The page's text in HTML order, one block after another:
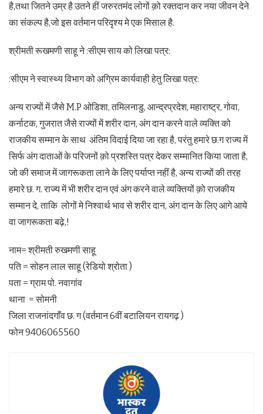
है,तथा जितने उम्र है उतने हीं जरुरतमंद लोगों क़ो रक्तदान कर नया जीवन देने
का संकल्प है,जो इस वर्तमान परिदृश्य मे एक मिसाल है.
श्रीमती रूखमणी साहू ने :सीएम साय को लिखा पत्र:
:सीएम ने स्वास्थ्य विभाग को अग्रिम कार्यवाही हेतु लिखा पत्र:
अन्य राज्यों में जैसे M.P ओडिशा, तमिलनाडु, आन्द्रप्रदेश, महाराष्ट्र, गोवा,
कर्नाटक, गुजरात जैसे राज्यों में शरीर दान, अंग दान करने वाले व्यक्ति को
राजकीय सम्मान के साथ अंतिम विदाई दिया जा रहा है, परंतु हमारे छ.ग राज्य में
सिर्फ अंग दाताओं के परिजनों क़ो प्रशस्ति पत्र देकर सम्मानित किया जाता है,
जो की समाज में जागरूकता लाने के लिए पर्याप्त नहीं है, अन्य राज्यों की तरह
हमारे छ. ग. राज्य में भी शरीर दान एवं अंग करने वाले व्यक्तियों क़ो राजकीय
सम्मान दे, ताकि लोगों मे निश्वार्थ भाव से शरीर दान, अंग दान के लिए आगे आये
वा जागरूकता बढ़े,!
नाम= श्रीमती रुखमणी साहू
पति = सोहन लाल साहू (रेडियो श्रोता )
पता = ग्राम पो. नवागांव
थाना = सोमनी
जिला राजनांदगाँव छ. ग (वर्तमान 6वीं बटालियन रायगढ़ )
फोन 9406065560